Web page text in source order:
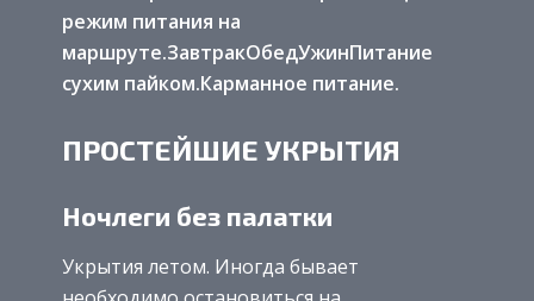
режим питания на
маршруте.ЗавтракОбедУжинПитание
сухим пайком.Карманное питание.
ПРОСТЕЙШИЕ УКРЫТИЯ
Ночлеги без палатки
Укрытия летом. Иногда бывает